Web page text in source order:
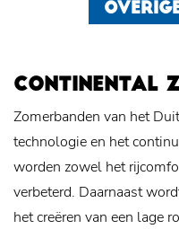
CONTINENTAL
Zomerbanden van het
technologie en het
worden zowel het
verbeterd. Daarnaast
het creëren van een lage